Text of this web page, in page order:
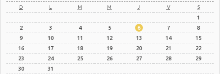
D L M M J V S
1
2
3 4 5 6 7
8
9
10 11 12 13 14
15
16
17 18 19 20 21
22
23
24 25 26 27 28
29
30
31